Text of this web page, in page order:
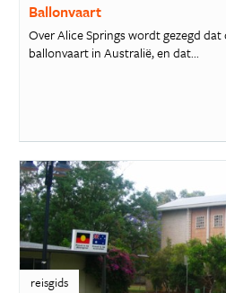
Ballonvaart
Over Alice Springs wordt gezegd
ballonvaart in Australië, en dat...
reisgids